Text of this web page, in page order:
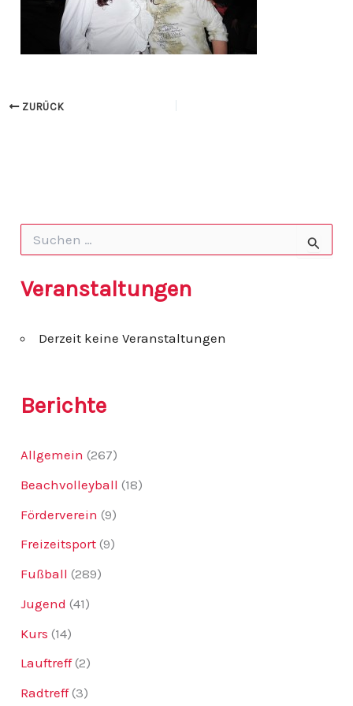
ZURÜCK
h
e
a
Veranstaltungen
Derzeit keine Veranstaltungen
Berichte
Allgemein (267)
Beachvolleyball (18)
Förderverein (9)
Freizeitsport (9)
Fußball (289)
Jugend (41)
Kurs (14)
Lauftreff(2)
Radtreff(3)